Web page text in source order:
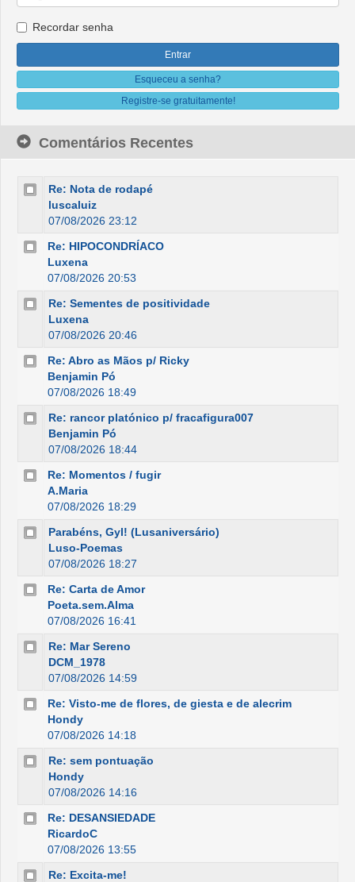
Recordar senha
Esqueceu a senha?
Registre-se gratuitamente!
Comentários Recentes
Re: Nota de rodapé
luscaluiz
07/08/2026 23:12
Re: HIPOCONDRÍACO
Luxena
07/08/2026 20:53
Re: Sementes de positividade
Luxena
07/08/2026 20:46
Re: Abro as Mãos p/ Ricky
Benjamin Pó
07/08/2026 18:49
Re: rancor platónico p/ fracafigura007
Benjamin Pó
07/08/2026 18:44
Re: Momentos / fugir
A.Maria
07/08/2026 18:29
Parabéns, Gyl! (Lusaniversário)
Luso-Poemas
07/08/2026 18:27
Re: Carta de Amor
Poeta.sem.Alma
07/08/2026 16:41
Re: Mar Sereno
DCM_1978
07/08/2026 14:59
Re: Visto-me de flores, de giesta e de alecrim
Hondy
07/08/2026 14:18
Re: sem pontuação
Hondy
07/08/2026 14:16
Re: DESANSIEDADE
RicardoC
07/08/2026 13:55
Re: Excita-me!